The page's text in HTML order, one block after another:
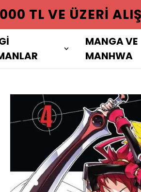
TL VE ÜZERI
MANGA VE
MANHWA